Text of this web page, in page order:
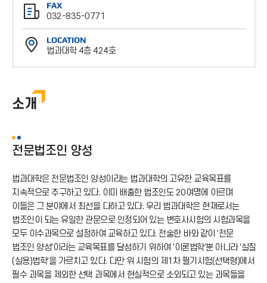
화
번
호
FAX
032-835-0771
팩
스
번
LOCATION
법과대학 4층 424호
소개
전문법조인 양성
법과대학은 전문법조인 양성이라는 법과대학의 고유한 교육목표를
지속적으로 추구하고 있다. 이미 배출한 법조인도 20여명에 이르며
이들은 그 분야에서 최선을 다하고 있다. 우리 법과대학은 현재로서는
법조인이 되는 유일한 관문으로 인정되어 있는 변호사시험의 시험과목을
모두 이수과목으로 설정하여 교육하고 있다. 전술한 바와 같이 '전문
법조인 양성'이라는 교육목표를 달성하기 위하여 '이론법학'뿐 아니라 '실질
(실용)법학'을 가르치고 있다. 다만 위 시험의 제1차 필기시험(선택형)에서
필수 과목을 제외한 선택 과목에서 현실적으로 소외되고 있는 과목들을